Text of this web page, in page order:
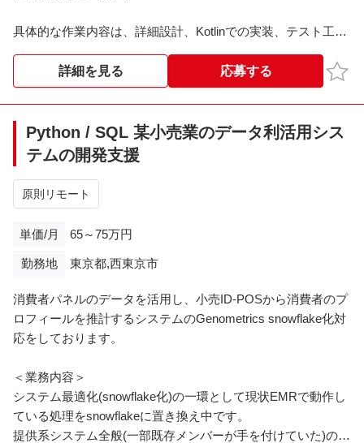
具体的な作業内容は、詳細設計、Kotlinでの実装、テスト工程
※プロジェクトのリリースは2024年5月予定
フェーズ3完了後、フェーズ4へのご参加も検討されていま
す。
その場合、最長で2025年10月までご協力をお願いする可能性
もあります。
＜基本時間＞
10：00～19：00
＜服装＞
※※こちらの案件は現在募集を終了しております※※​
詳細を見る 応募する お気
Python / SQL 某小売業のデータ利活用シス
テムの開発支援
原則リモート
単価/月 65～75万円
勤務地 東京都,西東京市
消費者パネルのデータを活用し、小売ID-POSから消費者のプ
ロフィールを推計するシステムのGenometrics snowflake化対
応をしております。
＜業務内容＞
システム最適化(snowflake化)の一環として現状EMRで動作し
ている処理をsnowflakeに置き換え中です。
提供系システム全般(一部既存メンバーが手を付けていた)の調